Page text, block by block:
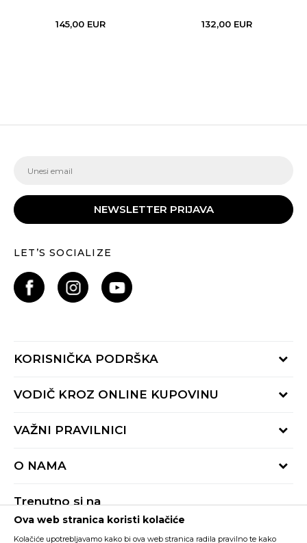
145,00 EUR 132,00 EUR
NEWSLETTER PRIJAVA
LET’S SOCIALIZE
KORISNIČKA PODRŠKA
Provjeri status porudžbine
Radno vrijeme 9-16h
VODIČ KROZ ONLINE KUPOVINU
Načini isporuke
Reklamacije
VAŽNI PRAVILNICI
Pravila Sport&Bonus programa
O NAMA
Trenutno si na
Buzz Crna Gora PROMIJENI
Ova web stranica koristi kolačiće
Kolačiće upotrebljavamo kako bi ova web stranica radila pravilno te kako